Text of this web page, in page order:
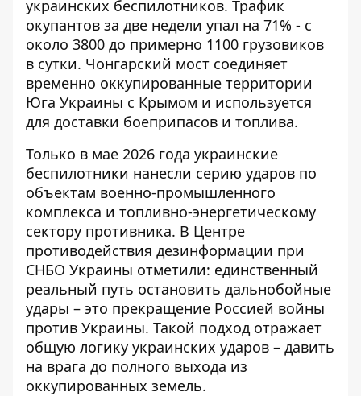
украинских беспилотников. Трафик
окупантов за две недели упал на 71% - с
около 3800 до примерно 1100 грузовиков
в сутки. Чонгарский мост соединяет
временно оккупированные территории
Юга Украины с Крымом и используется
для доставки боеприпасов и топлива.
Только в мае 2026 года украинские
беспилотники нанесли серию ударов по
объектам военно-промышленного
комплекса и топливно-энергетическому
сектору противника. В Центре
противодействия дезинформации при
СНБО Украины отметили: единственный
реальный путь остановить дальнобойные
удары – это прекращение Россией войны
против Украины. Такой подход отражает
общую логику украинских ударов – давить
на врага до полного выхода из
оккупированных земель.